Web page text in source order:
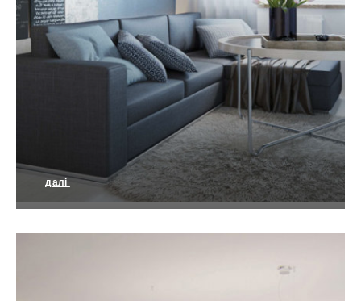
Витонченість і затишок
далі